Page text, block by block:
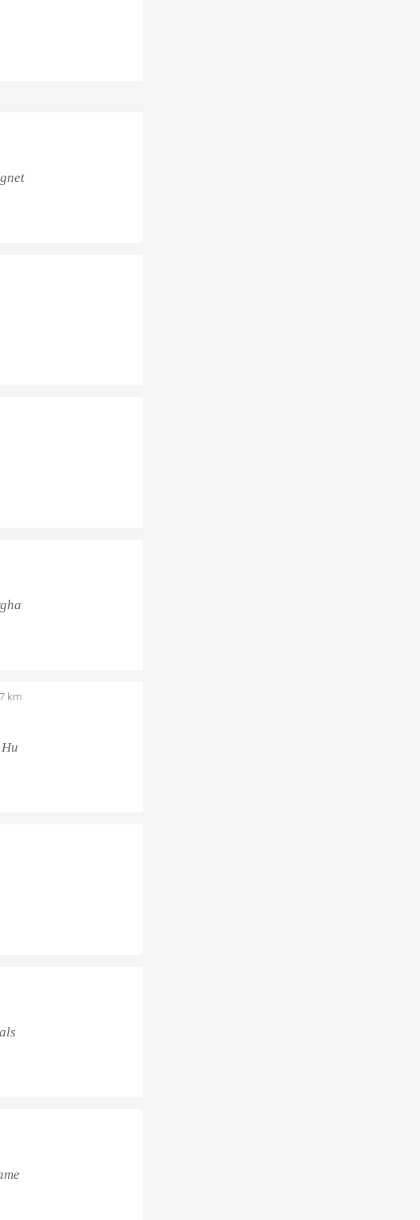
km